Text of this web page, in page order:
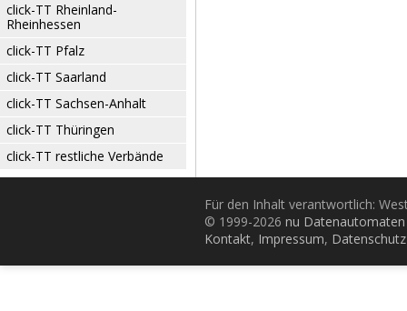
click-TT Rheinland-
Rheinhessen
click-TT Pfalz
click-TT Saarland
click-TT Sachsen-Anhalt
click-TT Thüringen
click-TT restliche Verbände
Für den Inhalt verantwortlich:
© 1999-2026 nu
Kontakt, Impressum, Datenschutz